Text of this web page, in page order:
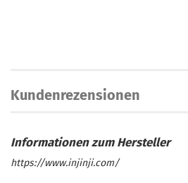
Kundenrezensionen
https://www.injinji.com/